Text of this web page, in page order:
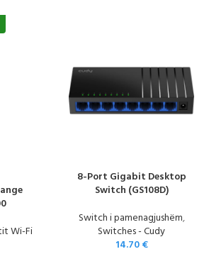
Wi-Fi
8-Port Gigabit Desktop
Switch (GS108D)
Switch i pamenagjushëm,
Switches - Cudy
14.70€